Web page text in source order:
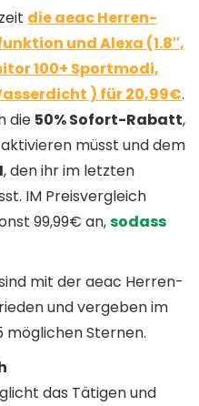
die aeac Herren-
und Alexa (1.8″,
100+ Sportmodi,
) für 20,99€.
die 50% Sofort-Rabatt,
müsst und dem
, den ihr im letzten
IM Preisvergleich
99,99€ an,sodass
mit der aeac Herren-
und vergeben im
möglichen Sternen.
das Tätigen und